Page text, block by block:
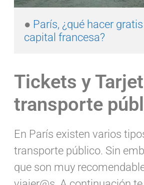
● París, ¿qué hacer
capital francesa?
Tickets y
transporte
En París existen varios
transporte público. Sin
que son muy